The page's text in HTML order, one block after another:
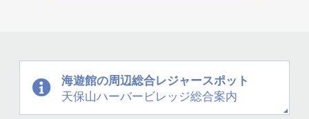
海遊館の周辺総合レジャースポット
天保山ハーバービレッジ総合案内